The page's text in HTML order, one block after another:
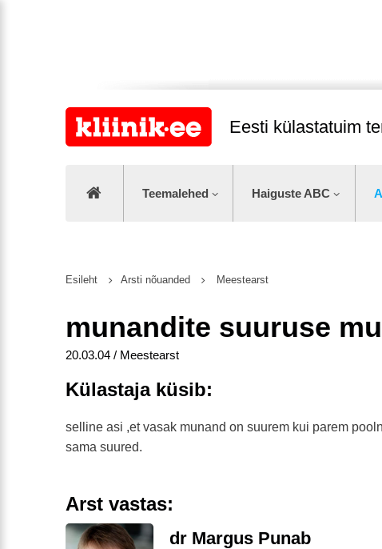
Eesti külastatuim
Teemalehed Haiguste ABC
Esileht Arsti nõuanded Meestearst
munandite suuruse
20.03.04 / Meestearst
Külastaja küsib:
selline asi ,et vasak munand on suurem kui parem
sama suured.
Arst vastas:
dr Margus Punab